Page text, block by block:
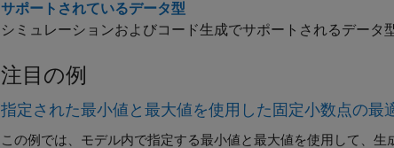
サポートされているデータ型
シミュレーションおよびコード生成でサポートされるデータ型
注目の例
指定された最小値と最大値を使用した固定小数点の最
この例では、モデル内で指定する最小値と最大値を使用して、